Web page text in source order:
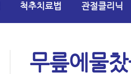
척추치료법 관절클리닉
무릎에물